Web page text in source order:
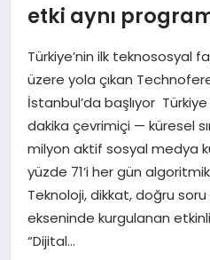
TEKNOLOJI
YAŞAM
etki aynı
Türkiye’nin ilk teknososyal
üzere yola çıkan
İstanbul’da başlıyor
dakika çevrimiçi — küresel
milyon aktif sosyal medya
yüzde 71’i her gün
Teknoloji, dikkat, doğru
ekseninde kurgulanan
“Dijital…